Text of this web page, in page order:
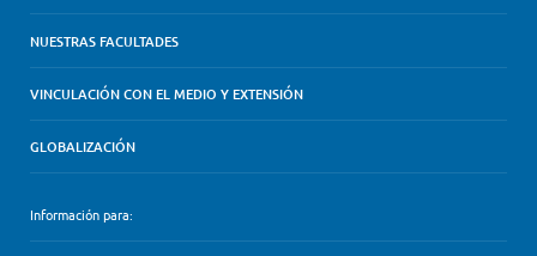
NUESTRAS FACULTADES
VINCULACIÓN CON EL MEDIO Y EXTENSIÓN
GLOBALIZACIÓN
Información para: